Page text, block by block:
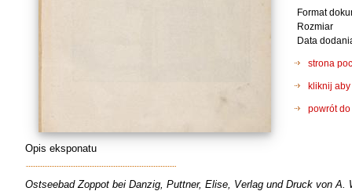
Format
Rozmiar
Data
strona
kliknij
powrót
Opis eksponatu
Ostseebad Zoppot bei Danzig, Puttner, Elise, Verlag und Druck von A.